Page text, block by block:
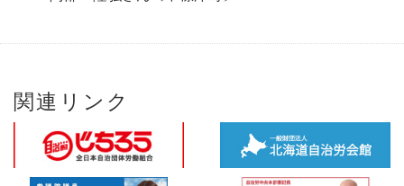
関連リンク